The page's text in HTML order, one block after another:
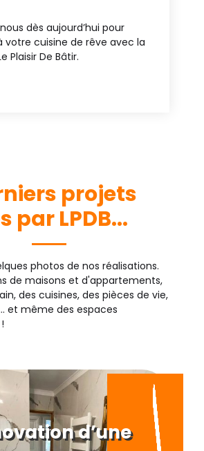
dès aujourd’hui pour
votre cuisine de rêve avec la
Plaisir De Bâtir.
projets
par LPDB...
photos de nos réalisations.
de maisons et d'appartements,
des cuisines, des pièces de vie,
et même des espaces
d’une